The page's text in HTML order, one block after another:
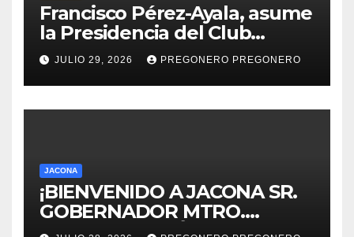
Francisco Pérez-Ayala, asume
la Presidencia del Club
Rotario Zamora Industrial,
para el periodo 2026–2027
JULIO 29, 2026 PREGONERO PREGONERO
JACONA
¡BIENVENIDO A JACONA SR.
GOBERNADOR MTRO.
ALFREDO RAMÍREZ